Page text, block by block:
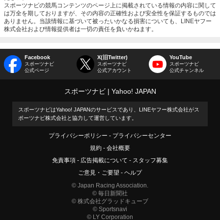
スポーツナビの競馬コンテンツのページ上に掲載されている情報の内容に関して
は万全を期しておりますが、その内容の正確性および安全性を保証するものでは
ありません。当該情報に基づいて被ったいかなる損害についても、LINEヤフー
株式会社および情報提供者は一切の責任を負いかねます。
Facebook
スポーツナビ
公式ページ
X(旧Twitter)
スポーツナビ
公式アカウント
YouTube
スポーツナビ
公式チャンネル
スポーツナビ Yahoo! JAPAN
スポーツナビはYahoo! JAPANのサービスであり、LINEヤフー株式会社がス
ポーツナビ株式会社と協力して運営しています。
プライバシーポリシー
プライバシーセンター
規約
会社概要
免責事項
広告掲載について
スタッフ募集
ご意見・ご要望
ヘルプ
© Japan Racing Association.
© 毎日新聞社
© 株式会社グラッドキューブ
© Sportsnavi
© LY Corporation